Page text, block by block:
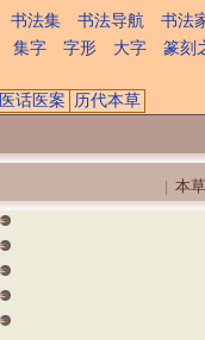
书法集 书法导航 书法
集字 字形 大字 篆刻
医话医案 历代本草
本草